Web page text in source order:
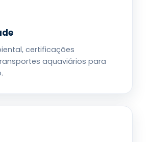
certificações
aquaviários para